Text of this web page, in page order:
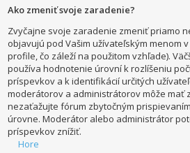
Ako zmeniť svoje zaradenie?
Zvyčajne svoje zaradenie zmeniť priamo
objavujú pod Vašim užívateľským menom
profile, čo záleží na použitom vzhľade).
používa hodnotenie úrovní k rozlíšeniu
príspevkov a k identifikácií určitých
moderátorov a administrátorov môže mať
nezaťažujte fórum zbytočným
úrovne. Moderátor alebo administrátor
príspevkov znížiť.
Hore